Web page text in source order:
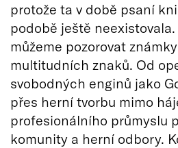
protože ta v době psaní
podobě ještě
můžeme pozorovat
multitudních znaků. Od
svobodných enginů jako
přes herní tvorbu mimo
profesionálního průmyslu
komunity a herní odbory.